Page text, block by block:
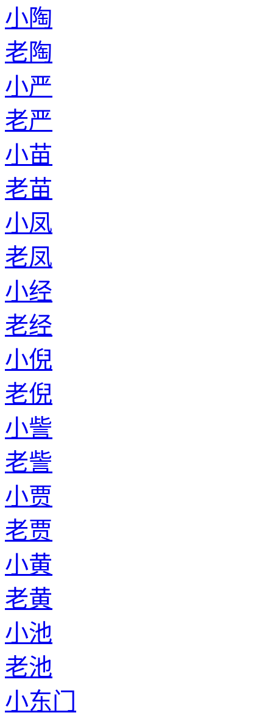
小陶
老陶
小严
老严
小苗
老苗
小凤
老凤
小经
老经
小倪
老倪
小訾
老訾
小贾
老贾
小黄
老黄
小池
老池
小东门